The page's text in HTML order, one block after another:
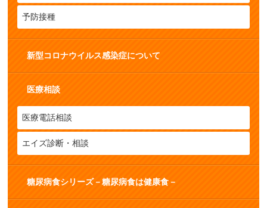
予防接種
新型コロナウイルス感染症について
医療相談
医療電話相談
エイズ診断・相談
糖尿病食シリーズ－糖尿病食は健康食－